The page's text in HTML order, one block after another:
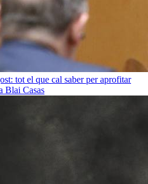
tot el que cal saber per aprofitar
Blai Casas